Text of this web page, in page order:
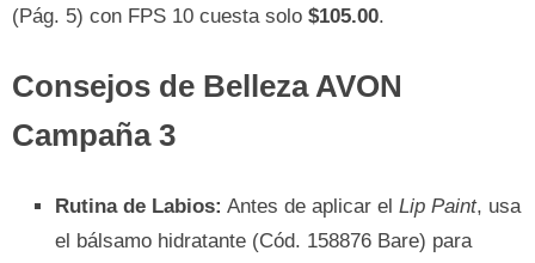
(Pág. 5) con FPS 10 cuesta solo $105.00.
Consejos de Belleza AVON
Campaña 3
Rutina de Labios: Antes de aplicar el Lip Paint, usa
el bálsamo hidratante (Cód. 158876 Bare) para